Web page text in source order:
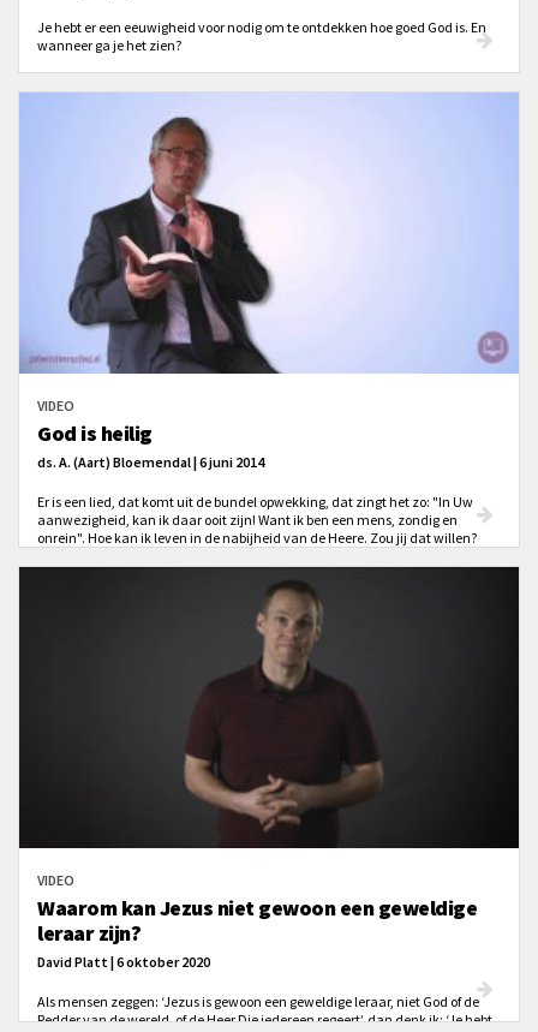
Je hebt er een eeuwigheid voor nodig om te ontdekken hoe goed God is. En
wanneer ga je het zien?
VIDEO
God is heilig
ds. A. (Aart) Bloemendal | 6 juni 2014
Er is een lied, dat komt uit de bundel opwekking, dat zingt het zo: "In Uw
aanwezigheid, kan ik daar ooit zijn! Want ik ben een mens, zondig en
onrein". Hoe kan ik leven in de nabijheid van de Heere. Zou jij dat willen?
VIDEO
Waarom kan Jezus niet gewoon een geweldige
leraar zijn?
David Platt | 6 oktober 2020
Als mensen zeggen: ‘Jezus is gewoon een geweldige leraar, niet God of de
Redder van de wereld, of de Heer Die iedereen regeert’, dan denk ik: ‘Je hebt